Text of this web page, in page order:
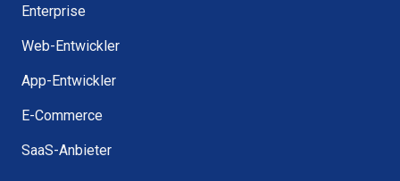
Enterprise
Web-Entwickler
App-Entwickler
E-Commerce
SaaS-Anbieter